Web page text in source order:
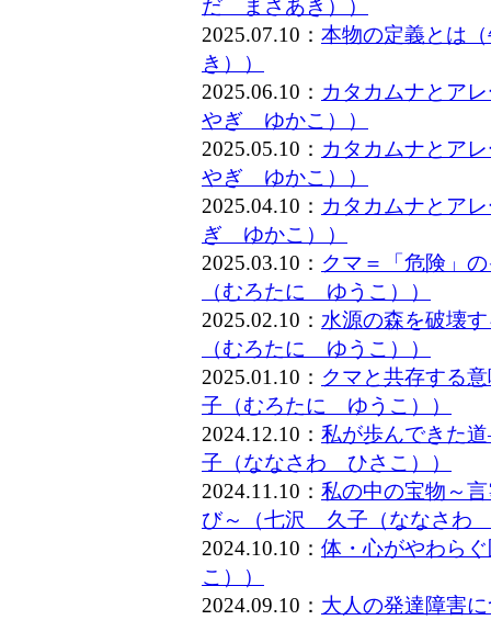
だ まさあき））
2025.07.10： 本物の定義とは
き））
2025.06.10： カタカムナとア
やぎ ゆかこ））
2025.05.10： カタカムナとア
やぎ ゆかこ））
2025.04.10： カタカムナとア
ぎ ゆかこ））
2025.03.10： クマ＝「危険」
（むろたに ゆうこ））
2025.02.10： 水源の森を破壊
（むろたに ゆうこ））
2025.01.10： クマと共存する
子（むろたに ゆうこ））
2024.12.10： 私が歩んできた
子（ななさわ ひさこ））
2024.11.10： 私の中の宝物～
び～（七沢 久子（ななさわ
2024.10.10： 体・心がやわら
こ））
2024.09.10： 大人の発達障害